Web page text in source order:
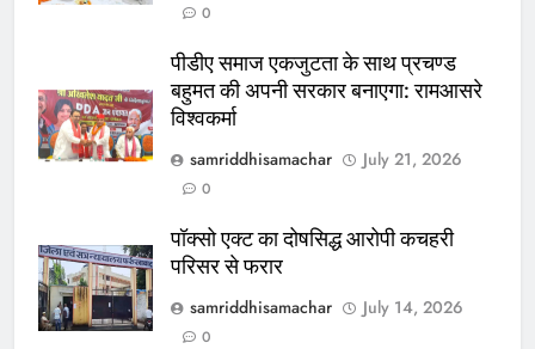
0
पीडीए समाज एकजुटता के साथ प्रचण्ड
बहुमत की अपनी सरकार बनाएगा: रामआसरे
विश्वकर्मा
samriddhisamachar
July 21, 2026
0
पॉक्सो एक्ट का दोषसिद्ध आरोपी कचहरी
परिसर से फरार
samriddhisamachar
July 14, 2026
0